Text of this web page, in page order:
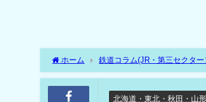
ホーム 鉄道コラム(JR・第三セクター
雪に強いE8系??最強寒波でも余裕で走
北海道・東北・秋田・山